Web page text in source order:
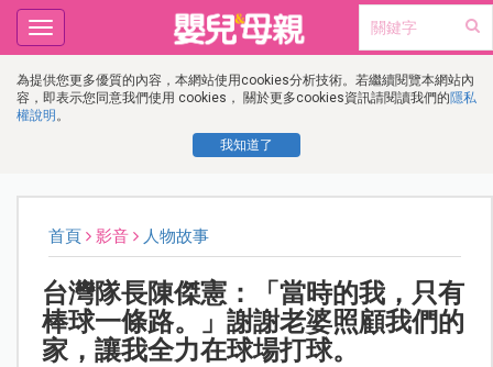
為提供您更多優質的內容，本網站使用cookies分析技術。若繼續閱覽本網站內
容，即表示您同意我們使用 cookies， 關於更多cookies資訊請閱讀我們的隱私
權說明 。
我知道了
Toggle
navigation
首頁 影音 人物故事
台灣隊長陳傑憲：「當時的我，只有
棒球一條路。」謝謝老婆照顧我們的
家，讓我全力在球場打球。